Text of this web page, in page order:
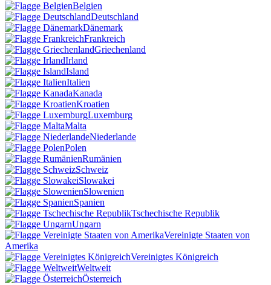
Belgien
Deutschland
Dänemark
Frankreich
Griechenland
Irland
Island
Italien
Kanada
Kroatien
Luxemburg
Malta
Niederlande
Polen
Rumänien
Schweiz
Slowakei
Slowenien
Spanien
Tschechische Republik
Ungarn
Vereinigte Staaten von
Amerika
Vereinigtes Königreich
Weltweit
Österreich